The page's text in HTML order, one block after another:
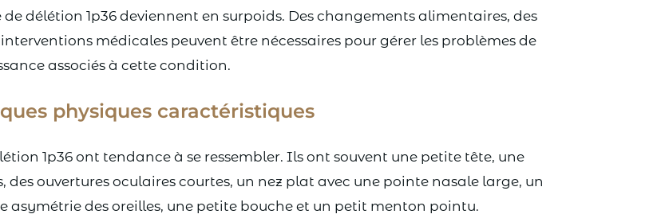
délétion 1p36 deviennent en surpoids. Des changements alimentaires, des
médicales peuvent être nécessaires pour gérer les problèmes de
associés à cette condition.
physiques caractéristiques
1p36 ont tendance à se ressembler. Ils ont souvent une petite tête, une
ouvertures oculaires courtes, un nez plat avec une pointe nasale large, un
asymétrie des oreilles, une petite bouche et un petit menton pointu.